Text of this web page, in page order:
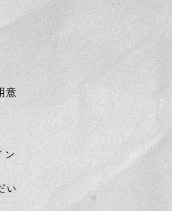
意
ン
い